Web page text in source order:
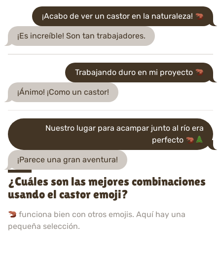
¡Acabo de ver un castor en la naturaleza!
¡Es increíble! Son tan trabajadores.
Trabajando duro en mi proyecto
¡Ánimo! ¡Como un castor!
Nuestro lugar para acampar junto al río era
perfecto
¡Parece una gran aventura!
¿Cuáles son las mejores combinaciones
usando el castor emoji?
funciona bien con otros emojis. Aquí hay una
pequeña selección.